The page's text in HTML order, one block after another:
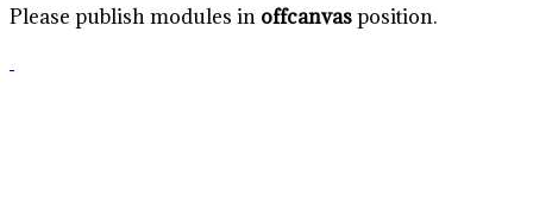
Please publish modules in offcanvasposition.